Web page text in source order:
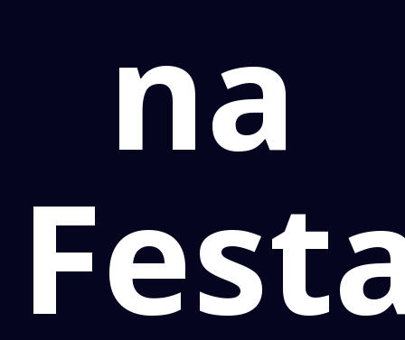
na